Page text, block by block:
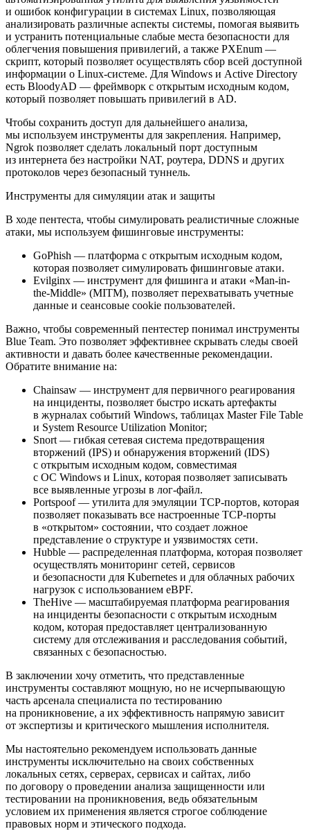
и ошибок конфигурации в системах Linux, позволяющая
анализировать различные аспекты системы, помогая выявить
и устранить потенциальные слабые места безопасности для
облегчения повышения привилегий, а также PXEnum —
скрипт, который позволяет осуществлять сбор всей доступной
информации о Linux-системе. Для Windows и Active Directory
есть BloodyAD — фреймворк с открытым исходным кодом,
который позволяет повышать привилегий в AD.
Чтобы сохранить доступ для дальнейшего анализа,
мы используем инструменты для закрепления. Например,
Ngrok позволяет сделать локальный порт доступным
из интернета без настройки NAT, роутера, DDNS и других
протоколов через безопасный туннель.
Инструменты для симуляции атак и защиты
В ходе пентеста, чтобы симулировать реалистичные сложные
атаки, мы используем фишинговые инструменты:
GoPhish — платформа с открытым исходным кодом,
которая позволяет симулировать фишинговые атаки.
Evilginx — инструмент для фишинга и атаки «Man-in-
the-Middle» (MITM), позволяет перехватывать учетные
данные и сеансовые cookie пользователей.
Важно, чтобы современный пентестер понимал инструменты
Blue Team. Это позволяет эффективнее скрывать следы своей
активности и давать более качественные рекомендации.
Обратите внимание на:
Chainsaw — инструмент для первичного реагирования
на инциденты, позволяет быстро искать артефакты
в журналах событий Windows, таблицах Master File Table
и System Resource Utilization Monitor;
Snort — гибкая сетевая система предотвращения
вторжений (IPS) и обнаружения вторжений (IDS)
с открытым исходным кодом, совместимая
с ОС Windows и Linux, которая позволяет записывать
все выявленные угрозы в лог-файл.
Portspoof — утилита для эмуляции TCP-портов, которая
позволяет показывать все настроенные TCP-порты
в «открытом» состоянии, что создает ложное
представление о структуре и уязвимостях сети.
Hubble — распределенная платформа, которая позволяет
осуществлять мониторинг сетей, сервисов
и безопасности для Kubernetes и для облачных рабочих
нагрузок с использованием eBPF.
TheHive — масштабируемая платформа реагирования
на инциденты безопасности с открытым исходным
кодом, которая предоставляет централизованную
систему для отслеживания и расследования событий,
связанных с безопасностью.
В заключении хочу отметить, что представленные
инструменты составляют мощную, но не исчерпывающую
часть арсенала специалиста по тестированию
на проникновение, а их эффективность напрямую зависит
от экспертизы и критического мышления исполнителя.
Мы настоятельно рекомендуем использовать данные
инструменты исключительно на своих собственных
локальных сетях, серверах, сервисах и сайтах, либо
по договору о проведении анализа защищенности или
тестировании на проникновения, ведь обязательным
условием их применения является строгое соблюдение
правовых норм и этического подхода.